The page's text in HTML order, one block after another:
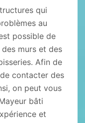
qui
au
possible de
murs et des
Afin de
contacter des
on peut vous
bâti
et